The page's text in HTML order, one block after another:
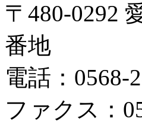
〒480-0292
番地
電話：0568-
ファクス：